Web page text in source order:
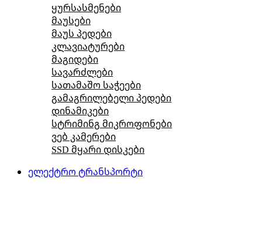
ყურსასმენები
მაუსები
მაუს პედები
კლავიატურები
მაგიდები
სავარძლები
სათამაშო საჭეები
გამაგრილებელი პედები
დინამიკები
სტრიმინგ მიკროფონები
ვებ კამერები
SSD მყარი დისკები
ელექტრო ტრანსპორტი